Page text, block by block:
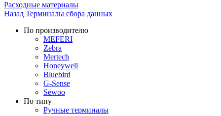
Расходные материалы
Назад Терминалы сбора данных
По производителю
MEFERI
Zebra
Mertech
Honeywell
Bluebird
G-Sense
Sewoo
По типу
Ручные терминалы